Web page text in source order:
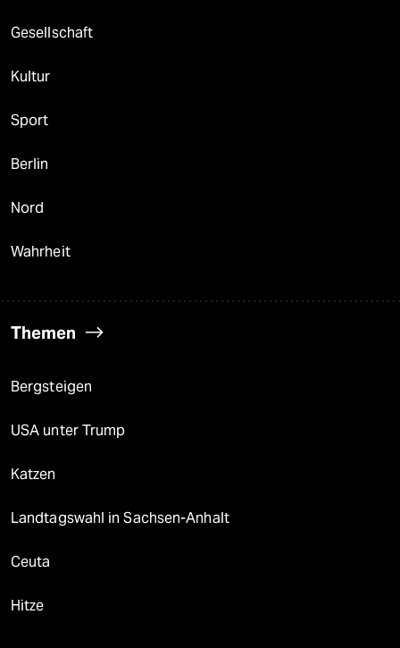
Gesellschaft
Kultur
Sport
Berlin
Nord
Wahrheit
Themen
Bergsteigen
USA unter Trump
Katzen
Landtagswahl in Sachsen-Anhalt
Ceuta
Hitze